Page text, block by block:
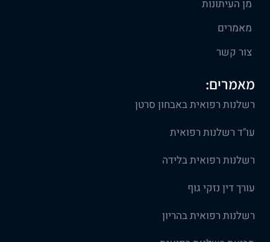
מן העיתונות
מאמרים
צור קשר
מאמרים:
רשלנות רפואית באבחון סרטן
עו"ד רשלנות רפואית
רשלנות רפואית בלידה
עורך דין נזקי גוף
רשלנות רפואית בהריון